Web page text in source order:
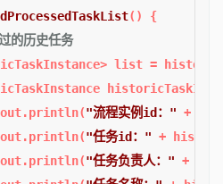
()
{
的历史任务
list =
"流程实例id：" +
"任务id：" +
"任务负责人：" +